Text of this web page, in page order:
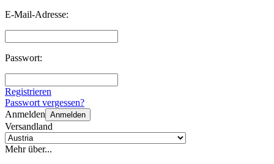
E-Mail-Adresse:
Passwort:
Registrieren
Passwort vergessen?
Anmelden Anmelden
Versandland
Mehr über...